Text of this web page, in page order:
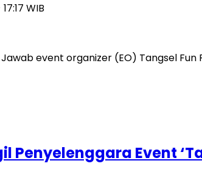
WIB
Jawab event organizer (EO) Tangsel
Penyelenggara Event